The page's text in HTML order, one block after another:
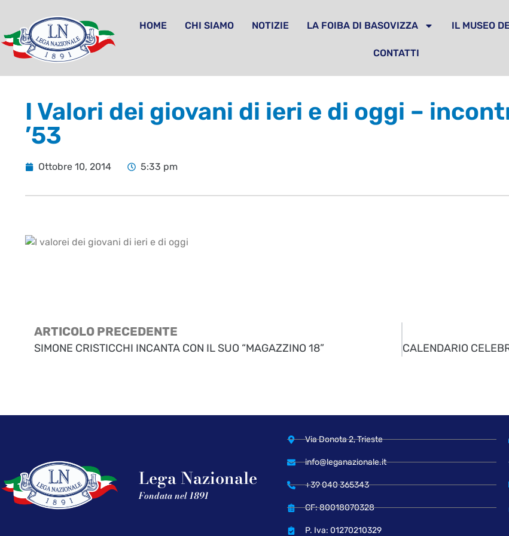
HOME CHI SIAMO NOTIZIE LA FOIBA DI BASOVIZZA IL MUSEO
CONTATTI
I Valori dei giovani di ieri e di oggi –
’53
Ottobre 10, 2014 5:33 pm
ARTICOLO PRECEDENTE
SIMONE CRISTICCHI INCANTA CON IL SUO “MAGAZZINO 18”
Lega Nazionale
Fondata nel 1891
Via Donota 2, Trieste
info@leganazionale.it
+39 040 365343
CF: 80018070328
P. Iva: 01270210329